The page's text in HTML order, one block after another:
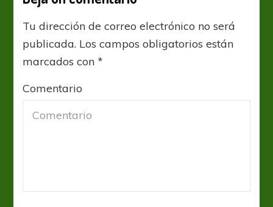
Tu dirección de correo electrónico no será
publicada. Los campos obligatorios están
marcados con*
Comentario